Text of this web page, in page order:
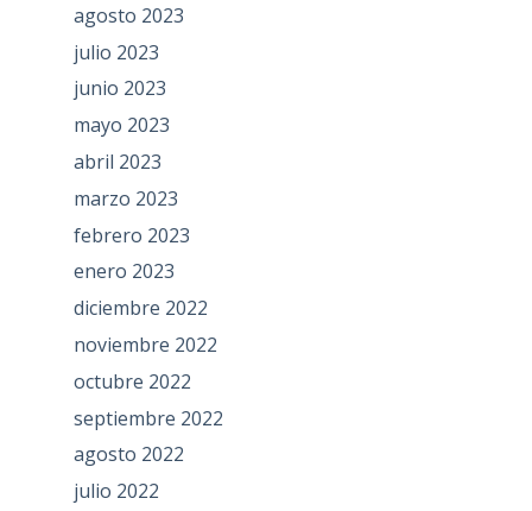
agosto 2023
julio 2023
junio 2023
mayo 2023
abril 2023
marzo 2023
febrero 2023
enero 2023
diciembre 2022
noviembre 2022
octubre 2022
septiembre 2022
agosto 2022
julio 2022